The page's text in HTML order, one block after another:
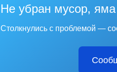
Не убран мусор,
Столкнулись с проблемой —